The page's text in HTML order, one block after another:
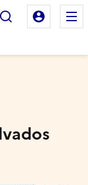
Rechercher
Mon